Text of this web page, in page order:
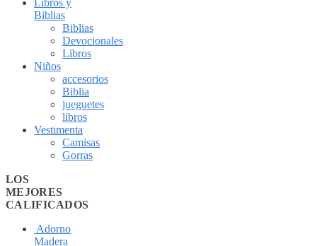
Biblias
Biblias
Devocionales
Libros
Niños
accesorios
Biblia
jueguetes
libros
Vestimenta
Camisas
Gorras
LOS
MEJORES
CALIFICADOS
Adorno
Madera